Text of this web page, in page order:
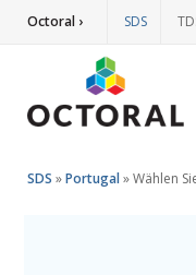
Octoral › SDS
SDS »Portugal»Wählen